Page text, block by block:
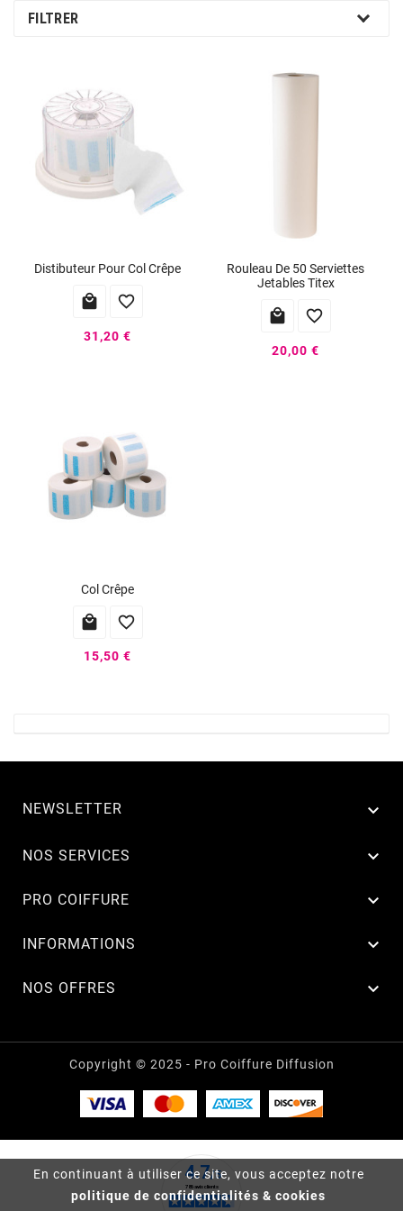
En continuant à utiliser ce site, vous acceptez notre
politique de confidentialités & cookies
FILTRER
Distibuteur Pour Col Crêpe
 
31,20 €
Rouleau De 50 Serviettes
Jetables Titex
 
20,00 €
Col Crêpe
 
15,50 €
NEWSLETTER 
NOS SERVICES 
PRO COIFFURE 
INFORMATIONS 
NOS OFFRES 
Copyright © 2025 - Pro Coiffure Diffusion